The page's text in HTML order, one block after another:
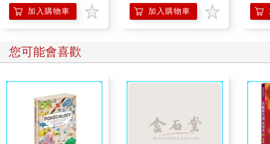
嗎？拜託、拜託！」
志典本來絕不讓第二人碰他的珍寶，即使是好朋友也不行；但他
實在為這只錶煩惱太久，想了想，終於點頭，反正讓叮咚看一下
也沒什麼。
「你要小心，不准摔到地上呵！」
這天只上半天課，此刻日正當中，炙人的陽光照得志典有點頭
昏，整個人看起來就像警衛室旁凋落的穗花棋盤腳，萎靡不振。
校門口，人愈來愈少，卻遲遲不見阿尚的身影。
「哥，錶面上是幻雲號的標幟，對吧？」
「嗯。」
「行動派」的37個科
學方法
加入購物車 加入購物車
您可能會喜歡